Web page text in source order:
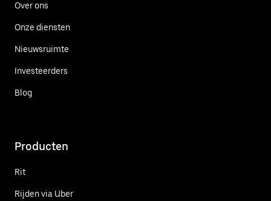
Over ons
Onze diensten
Nieuwsruimte
Investeerders
Blog
Producten
Rit
Rijden via Uber